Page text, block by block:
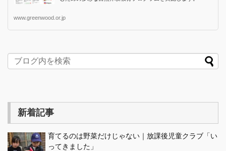
www.greenwood.or.jp
新着記事
育てるのは野菜だけじゃない｜放課後児童クラブ「い
ってきました」